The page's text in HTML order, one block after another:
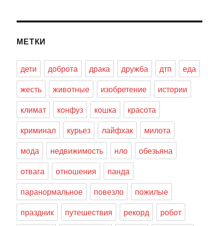
МЕТКИ
дети доброта драка дружба дтп
еда
жесть
животные изобретение
истории
климат
конфуз кошка
красота
криминал
курьез лайфхак
милота
мода
недвижимость нло
обезьяна
отвага
отношения
панда
паранормальное
повезло
пожилые
праздник
путешествия рекорд
робот